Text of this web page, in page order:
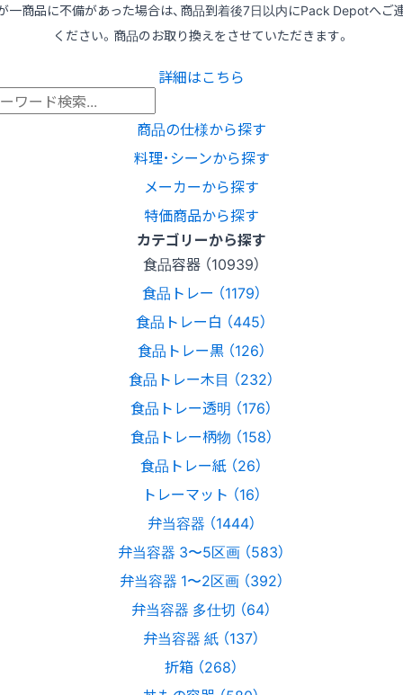
一商品に不備があった場合は、商品到着後7日以内にPack Depotへご
ください。商品のお取り換えをさせていただきます。
詳細はこちら
商品の仕様から探す
料理･シーンから探す
メーカーから探す
特価商品から探す
カテゴリーから探す
食品容器 （10939）
食品トレー （1179）
食品トレー白 （445）
食品トレー黒 （126）
食品トレー木目 （232）
食品トレー透明 （176）
食品トレー柄物 （158）
食品トレー紙 （26）
トレーマット （16）
弁当容器 （1444）
弁当容器 3〜5区画 （583）
弁当容器 1〜2区画 （392）
弁当容器 多仕切 （64）
弁当容器 紙 （137）
折箱 （268）